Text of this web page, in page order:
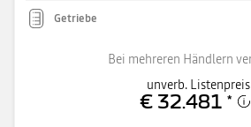
Getriebe
Bei mehreren Händlern
unverb. Listenpreis
€ 32.481 *